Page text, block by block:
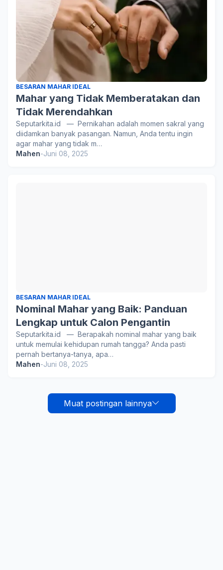
BESARAN MAHAR IDEAL
Mahar yang Tidak Memberatakan dan
Tidak Merendahkan
Seputarkita.id — Pernikahan adalah momen sakral yang
diidamkan banyak pasangan. Namun, Anda tentu ingin
agar mahar yang tidak m…
Mahen-Juni 08, 2025
BESARAN MAHAR IDEAL
Nominal Mahar yang Baik: Panduan
Lengkap untuk Calon Pengantin
Seputarkita.id — Berapakah nominal mahar yang baik
untuk memulai kehidupan rumah tangga? Anda pasti
pernah bertanya-tanya, apa…
Mahen-Juni 08, 2025
Muat postingan lainnya